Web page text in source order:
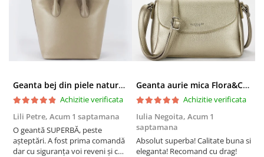
Geanta bej din piele naturala 8966 123
Achizitie verificata
Lili Petre, Acum 1 saptamana
O geantă SUPERBĂ, peste
așteptări. A fost prima comandă
dar cu siguranța voi reveni și cu
Geanta aurie mica Flora&CO Paris H6930 16
Achizitie verificata
Iulia Negoita, Acum 1
saptamana
Absolut superba! Calitate buna si
eleganta! Recomand cu drag!